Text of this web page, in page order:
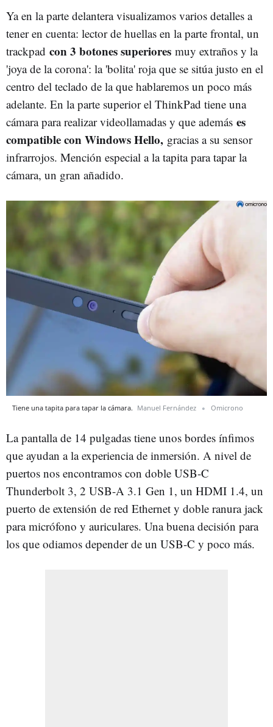
Ya en la parte delantera visualizamos varios detalles a
tener en cuenta: lector de huellas en la parte frontal, un
trackpad con 3 botones superiores muy extraños y la
'joya de la corona': la 'bolita' roja que se sitúa justo en el
centro del teclado de la que hablaremos un poco más
adelante. En la parte superior el ThinkPad tiene una
cámara para realizar videollamadas y que además es
compatible con Windows Hello, gracias a su sensor
infrarrojos. Mención especial a la tapita para tapar la
cámara, un gran añadido.
Tiene una tapita para tapar la cámara. Manuel Fernández Omicrono
La pantalla de 14 pulgadas tiene unos bordes ínfimos
que ayudan a la experiencia de inmersión. A nivel de
puertos nos encontramos con doble USB-C
Thunderbolt 3, 2 USB-A 3.1 Gen 1, un HDMI 1.4, un
puerto de extensión de red Ethernet y doble ranura jack
para micrófono y auriculares. Una buena decisión para
los que odiamos depender de un USB-C y poco más.